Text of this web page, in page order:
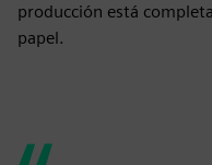
producción está
papel.